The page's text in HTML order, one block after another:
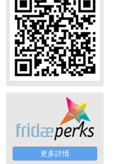
更多詳情